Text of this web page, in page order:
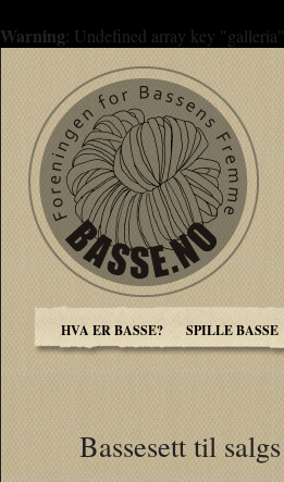
Warning: Undefined array key
HVA ER BASSE? SPILLE BASSE
Bassesett til salgs